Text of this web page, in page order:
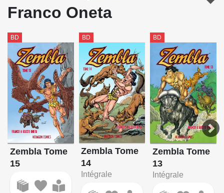
Franco Oneta
BD
Zembla Tome
15
BD
Zembla Tome
14
Intégrale
BD
Zembla Tome
13
Intégrale